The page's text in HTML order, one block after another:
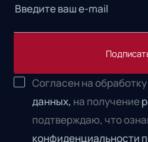
Согласен на обработку
данных, на получение
подтверждаю, что
конфиденциальности